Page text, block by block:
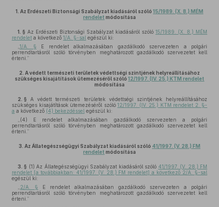
1. Az Erdészeti Biztonsági Szabályzat kiadásáról szóló 15/1989. (X. 8.) MÉM
rendelet módosítása
1. § Az Erdészeti Biztonsági Szabályzat kiadásáról szóló 15/1989. (X. 8.) MÉM
rendelet a következő 1/A. §-sal egészül ki:
1/A. § E rendelet alkalmazásában gazdálkodó szervezeten a polgári
perrendtartásról szóló törvényben meghatározott gazdálkodó szervezetet kell
érteni.”
2. A védett természeti területek védettségi szintjének helyreállításához
szükséges kisajátítások ütemezéséről szóló 12/1997. (IV. 25.) KTM rendelet
módosítása
2. § A védett természeti területek védettségi szintjének helyreállításához
szükséges kisajátítások ütemezéséről szóló 12/1997. (IV. 25.) KTM rendelet 2. §-
a a következő (4) bekezdéssel egészül ki:
„(4) E rendelet alkalmazásában gazdálkodó szervezeten a polgári
perrendtartásról szóló törvényben meghatározott gazdálkodó szervezetet kell
érteni.”
3. Az Állategészségügyi Szabályzat kiadásáról szóló 41/1997. (V. 28.) FM
rendelet módosítása
3. § (1) Az Állategészségügyi Szabályzat kiadásáról szóló 41/1997. (V. 28.) FM
rendelet [a továbbiakban: 41/1997. (V. 28.) FM rendelet] a következő 2/A. §-sal
egészül ki:
2/A. § E rendelet alkalmazásában gazdálkodó szervezeten a polgári
perrendtartásról szóló törvényben meghatározott gazdálkodó szervezetet kell
érteni.”